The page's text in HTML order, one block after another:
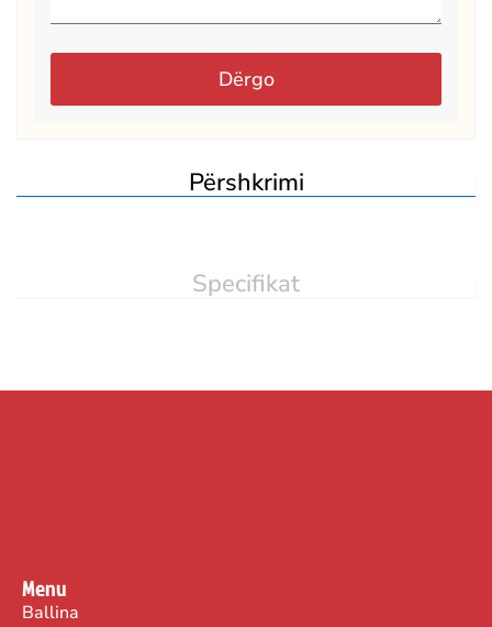
Dërgo
Përshkrimi
Specifikat
Menu
Ballina